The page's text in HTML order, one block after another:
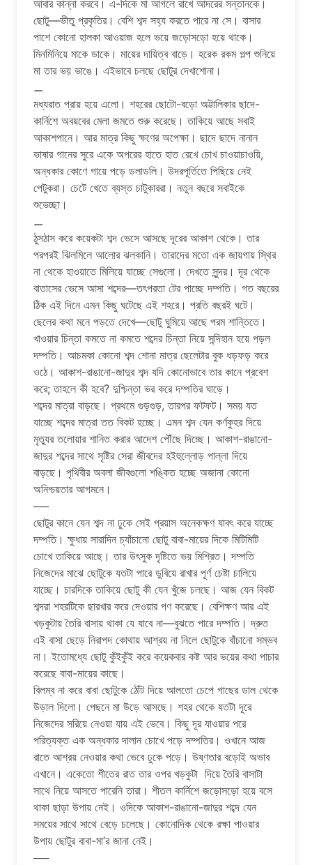
আবার কান্না করবে। এ-দিকে মা আগলে রাখে আদরের সন্তানকে।
ছোটু—ভীতু প্রকৃতির। বেশি শব্দ সহ্য করতে পারে না সে। বাসার
পাশে কোনো হালকা আওয়াজ হলে ভয়ে জড়োসড়ো হয়ে থাকে।
মিনমিনিয়ে মাকে ডাকে। মায়ের দায়িত্ব বাড়ে। হরেক রকম গল্প শুনিয়ে
মা তার ভয় ভাঙে। এইভাবে চলছে ছোটুর দেখাশোনা।
⚊
মধ্যরাত প্রায় হয়ে এলো। শহরের ছোটো-বড়ো অট্টালিকার ছাদে-
কার্নিশে অবয়বের মেলা জমতে শুরু করেছে। তাকিয়ে আছে সবাই
আকাশপানে। আর মাত্র কিছু ক্ষণের অপেক্ষা। ছাদে ছাদে নানান
ভাষার গানের সুরে একে অপরের হাতে হাত রেখে চোখ চাওয়াচাওয়ি,
অন্ধকার কোণে গায়ে পড়ে ডলাডলি। উদরপূর্তিতে পিছিয়ে নেই
পেটুকরা। চেটে খেতে ব্যস্ত চাটুকাররা। নতুন বছরে সবাইকে
শুভেচ্ছা।
⚊
ঠুসঠাস করে কয়েকটা শব্দ ভেসে আসছে দূরের আকাশ থেকে। তার
পরপরই ঝিলমিলে আলোর ঝলকানি। তারাদের মতো এক জায়গায় স্থির
না থেকে হাওয়াতে মিলিয়ে যাচ্ছে সেগুলো। দেখতে সুন্দর। দূর থেকে
বাতাসের ভেসে আসা শব্দের—তৎপরতা টের পাচ্ছে দম্পতি। গত বছরের
ঠিক এই দিনে এমন কিছু ঘটেছে এই শহরে। প্রতি বছরই ঘটে।
ছেলের কথা মনে পড়তে দেখে—ছোটু ঘুমিয়ে আছে পরম শান্তিতে।
খাওয়ার চিন্তা কমতে না কমতে শব্দের চিন্তা নিয়ে সন্দিহান হয়ে পড়ল
দম্পতি। আচমকা কোনো শব্দ শোনা মাত্র ছেলেটার বুক ধড়ফড় করে
ওঠে। আকাশ-রাঙানো-জাদুর শব্দ যদি কোনোভাবে তার কানে প্রবেশ
করে; তাহলে কী হবে? দুশ্চিন্তা ভর করে দম্পতির ঘাড়ে।
শব্দের মাত্রা বাড়ছে। প্রথমে গুড়গুড়, তারপর ফটফট। সময় যত
যাচ্ছে শব্দের মাত্রা তত বিকট হচ্ছে। এমন শব্দ যেন কর্ণকুহর দিয়ে
মৃত্যুর তলোয়ার শানিত করার আদেশ পৌঁছে দিচ্ছে। আকাশ-রাঙানো-
জাদুর শব্দের সাথে সৃষ্টির সেরা জীবদের হইহুল্লোড় পাল্লা দিয়ে
বাড়ছে। পৃথিবীর অবলা জীবগুলো শঙ্কিত হচ্ছে অজানা কোনো
অনিশ্চয়তার আগমনে।
──
ছোটুর কানে যেন শব্দ না ঢুকে সেই প্রয়াস অনেকক্ষণ যাবৎ করে যাচ্ছে
দম্পতি। ক্ষুধায় সারাদিন চ্যাঁচানো ছোটু বাবা-মায়ের দিকে মিটিমিটি
চোখে তাকিয়ে আছে। তার উৎসুক দৃষ্টিতে ভয় মিশ্রিত। দম্পতি
নিজেদের মাঝে ছোটুকে যতটা পারে ডুবিয়ে রাখার পূর্ণ চেষ্টা চালিয়ে
যাচ্ছে। চারদিকে তাকিয়ে ছোটু কী যেন খুঁজে চলছে। আজ যেন বিকট
শব্দরা শহরটিকে ছারখার করে দেওয়ার পণ করেছে। বেশিক্ষণ আর এই
খড়কুটায় তৈরি বাসায় থাকা যে যাবে না—বুঝতে পারে দম্পতি। দ্রুত
এই বাসা ছেড়ে নিরাপদ কোথায় আশ্রয় না নিলে ছোটুকে বাঁচানো সম্ভব
না। ইতোমধ্যে ছোটু কুঁইকুঁই করে কয়েকবার কষ্ট আর ভয়ের কথা পাচার
করেছে বাবা-মায়ের কাছে।
বিলম্ব না করে বাবা ছোটুকে ঠোঁট দিয়ে আলতো চেপে গাছের ডাল থেকে
উড়াল দিলো। পেছনে মা উড়ে আসছে। শহর থেকে যতটা দূরে
নিজেদের সরিয়ে নেওয়া যায় এই ভেবে। কিছু দূর যাওয়ার পরে
পরিত্যক্ত এক অন্ধকার দালান চোখে পড়ে দম্পতির। ওখানে আজ
রাতে আশ্রয় নেওয়ার কথা ভেবে ঢুকে পড়ে। উষ্ণতার বড়োই অভাব
এখানে। একেতো শীতের রাত তার ওপর খড়কুটা দিয়ে তৈরি বাসাটা
সাথে নিয়ে আসতে পারেনি তারা। শীতল কার্নিশে জড়োসড়ো হয়ে বসে
থাকা ছাড়া উপায় নেই। ওদিকে আকাশ-রাঙানো-জাদুর শব্দে যেন
সময়ের সাথে সাথে বেড়ে চলেছে। কোনোদিক থেকে রক্ষা পাওয়ার
উপায় ছোটুর বাবা-মা’র জানা নেই।
──